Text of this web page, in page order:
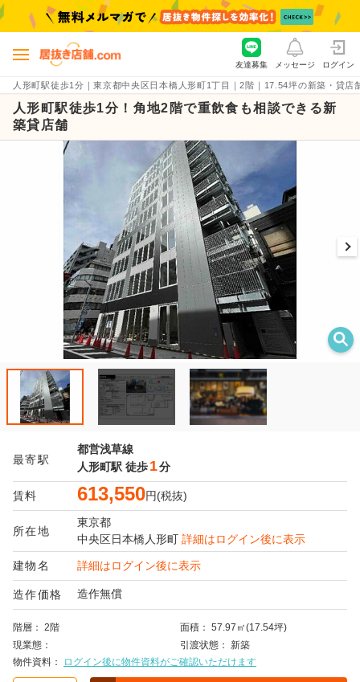
人形町駅徒歩1分｜東京都中央区日本橋人形町1丁目｜2階｜17.54坪の新築・貸
友達募集 メッセージ ログイン
人形町駅徒歩1分！角地2階で重飲食も相談できる新
築貸店舗
最寄駅
都営浅草線
人形町駅 徒歩1分
賃料 613,550円(税抜)
所在地
東京都
中央区日本橋人形町 詳細はログイン後に表示
建物名 詳細はログイン後に表示
造作価格 造作無償
階層 2階 面積
57.97㎡(17.54坪)
現業態
引渡状態
新築
物件資料
ログイン後に物件資料がご確認いただけます